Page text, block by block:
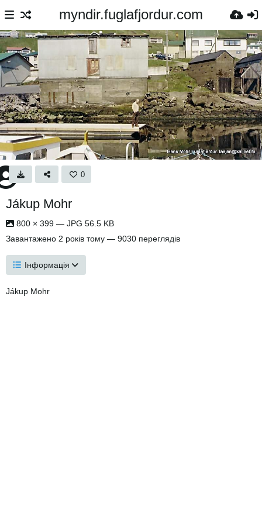
myndir.fuglafjordur.com
0
Jákup Mohr
800 × 399 — JPG 56.5 KB
Завантажено 2 років тому — 9030 переглядів
Інформація
Jákup Mohr